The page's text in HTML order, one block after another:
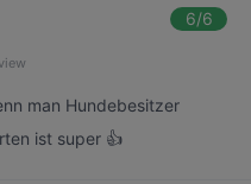
6/6
man Hundebesitzer
ist super 👍